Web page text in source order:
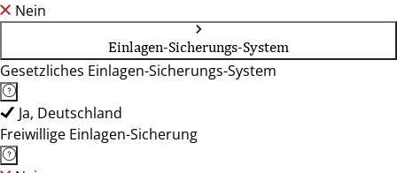
Nein
Einlagen-Sicherungs-System
Gesetzliches Einlagen-Sicherungs-System
Ja, Deutschland
Freiwillige Einlagen-Sicherung